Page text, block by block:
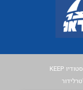
סטודיו KEEP